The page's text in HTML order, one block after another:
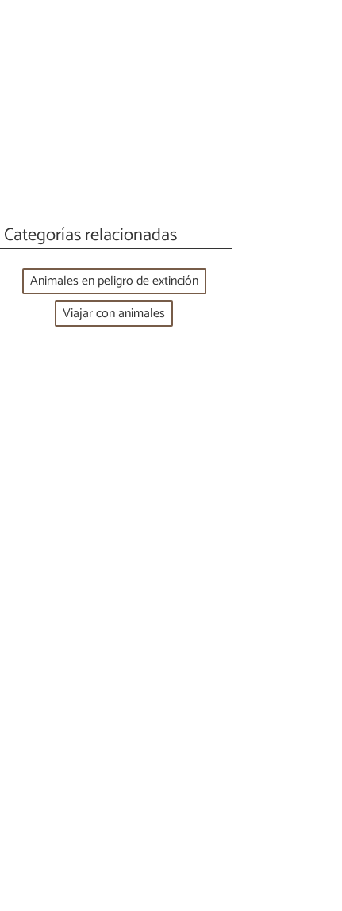
Categorías relacionadas
Animales en peligro de extinción
Viajar con animales